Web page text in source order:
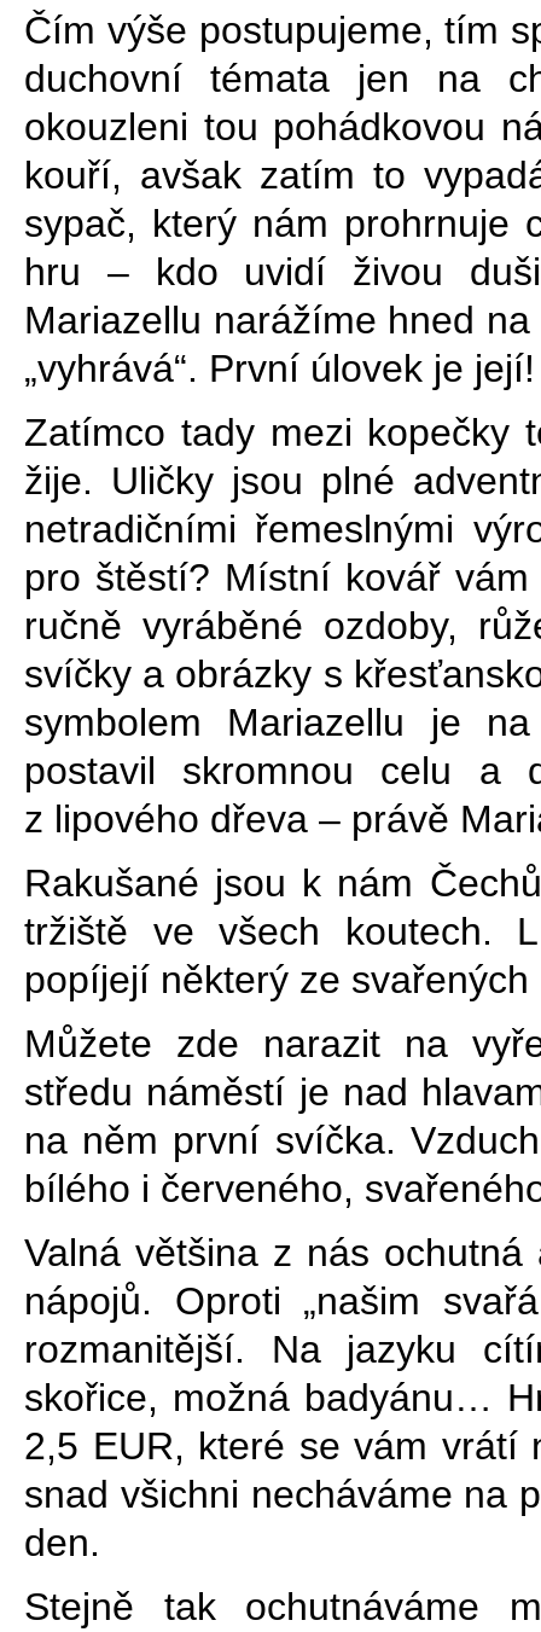
Čím výše postupujeme, tím
duchovní témata jen na
okouzleni tou pohádkovou
kouří, avšak zatím to
sypač, který nám prohrnuje
hru – kdo uvidí živou
Mariazellu narážíme hned
„vyhrává“. První úlovek je její!
Zatímco tady mezi kopečky
žije. Uličky jsou plné
netradičními řemeslnými
pro štěstí? Místní kovář
ručně vyráběné ozdoby,
svíčky a obrázky s
symbolem Mariazellu je
postavil skromnou celu a
z lipového dřeva – právě
Rakušané jsou k nám
tržiště ve všech koutech.
popíjejí některý ze
Můžete zde narazit na
středu náměstí je nad
na něm první svíčka.
bílého i červeného,
Valná většina z nás
nápojů. Oproti „našim
rozmanitější. Na jazyku
skořice, možná badyánu…
2,5 EUR, které se vám vrátí
snad všichni necháváme na
den.
Stejně tak ochutnáváme